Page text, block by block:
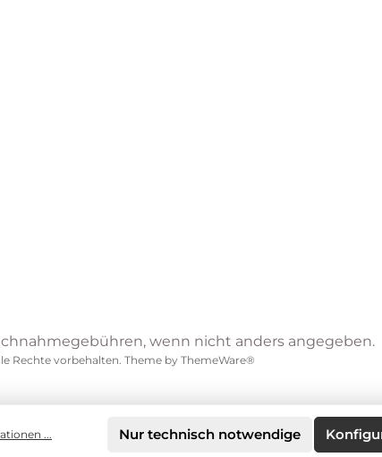
wenn nicht anders angegeben.
Rechte vorbehalten. Theme by ThemeWare®
... Nur technisch notwendige